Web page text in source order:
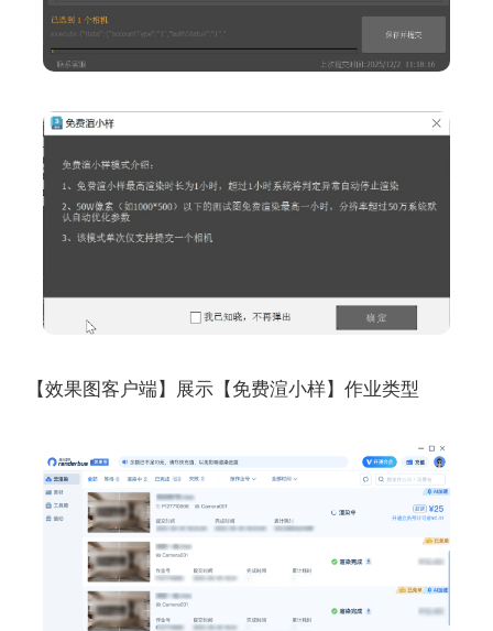
【效果图客户端】展示【免费渲小样】作业类型